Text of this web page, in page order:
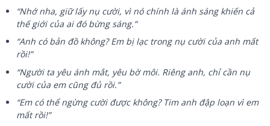
“Nhớ nha, giữ lấy nụ cười, vì nó chính là ánh sáng khiến cả
thế giới của ai đó bừng sáng.”
“Anh có bản đồ không? Em bị lạc trong nụ cười của anh mất
rồi!”
“Người ta yêu ánh mắt, yêu bờ môi. Riêng anh, chỉ cần nụ
cười của em cũng đủ rồi.”
“Em có thể ngừng cười được không? Tim anh đập loạn vì em
mất rồi!”